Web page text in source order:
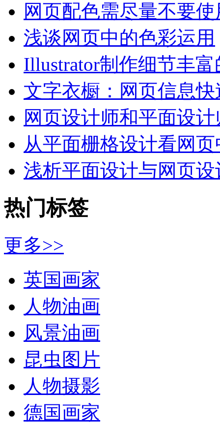
网页配色需尽量不要使
浅谈网页中的色彩运用
Illustrator制作细节丰富
文字衣橱：网页信息快
网页设计师和平面设计
从平面栅格设计看网页
浅析平面设计与网页设
热门标签
更多>>
英国画家
人物油画
风景油画
昆虫图片
人物摄影
德国画家